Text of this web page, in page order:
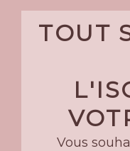
Skip
TOUT
Vous